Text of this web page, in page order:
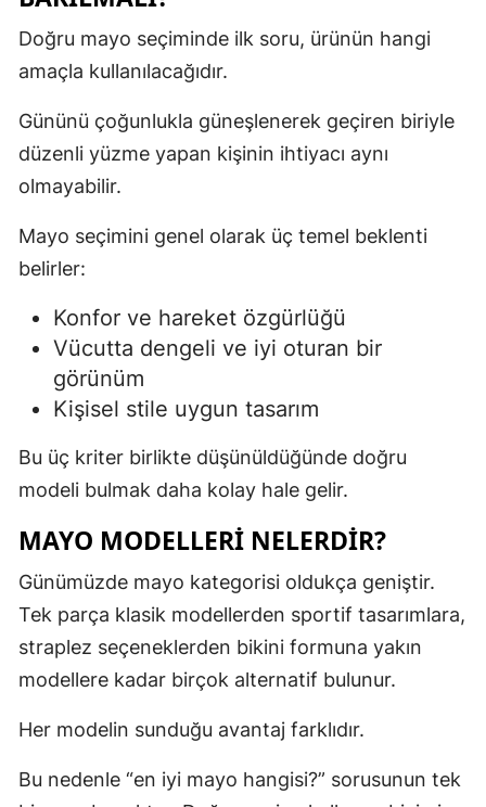
Doğru mayo seçiminde ilk soru, ürünün hangi
amaçla kullanılacağıdır.
Gününü çoğunlukla güneşlenerek geçiren biriyle
düzenli yüzme yapan kişinin ihtiyacı aynı
olmayabilir.
Mayo seçimini genel olarak üç temel beklenti
belirler:
Konfor ve hareket özgürlüğü
Vücutta dengeli ve iyi oturan bir
görünüm
Kişisel stile uygun tasarım
Bu üç kriter birlikte düşünüldüğünde doğru
modeli bulmak daha kolay hale gelir.
MAYO MODELLERI NELERDIR?
Günümüzde mayo kategorisi oldukça geniştir.
Tek parça klasik modellerden sportif tasarımlara,
straplez seçeneklerden bikini formuna yakın
modellere kadar birçok alternatif bulunur.
Her modelin sunduğu avantaj farklıdır.
Bu nedenle “en iyi mayo hangisi?” sorusunun tek